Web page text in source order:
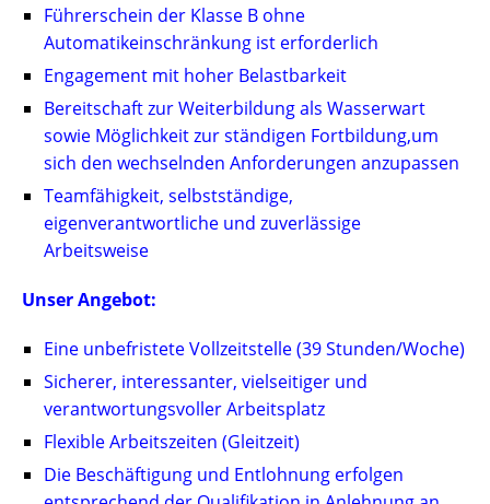
Führerschein der Klasse B ohne
Automatikeinschränkung ist erforderlich
Engagement mit hoher Belastbarkeit
Bereitschaft zur Weiterbildung als Wasserwart
sowie Möglichkeit zur ständigen Fortbildung,um
sich den wechselnden Anforderungen anzupassen
Teamfähigkeit, selbstständige,
eigenverantwortliche und zuverlässige
Arbeitsweise
Unser Angebot:
Eine unbefristete Vollzeitstelle (39 Stunden/Woche)
Sicherer, interessanter, vielseitiger und
verantwortungsvoller Arbeitsplatz
Flexible Arbeitszeiten (Gleitzeit)
Die Beschäftigung und Entlohnung erfolgen